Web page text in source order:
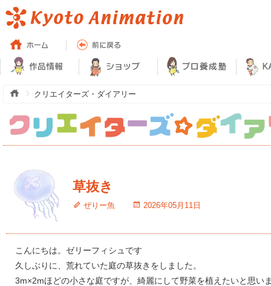
クリエイターズ・ダイアリー
草抜き
ぜりー魚 2026年05月11日
こんにちは。ゼリーフィシュです
久しぶりに、荒れていた庭の草抜きをしました。
3m×2mほどの小さな庭ですが、綺麗にして野菜を植えたいと思い